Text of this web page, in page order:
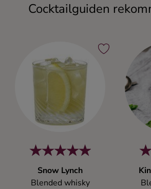
Cocktailguiden
Snow Lynch
Blended whisky